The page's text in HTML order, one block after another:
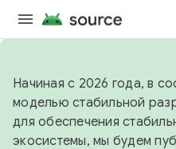
Начиная с 2026 года, в
моделью стабильной
для обеспечения
экосистемы, мы будем